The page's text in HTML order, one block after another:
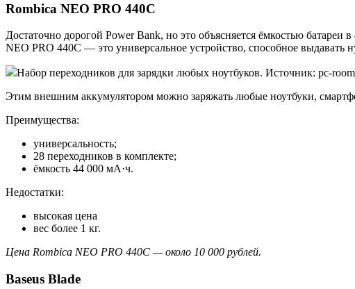
Rombica NEO PRO 440C
Достаточно дорогой Power Bank, но это объясняется ёмкостью
NEO PRO 440C — это универсальное устройство, способное выдавать
Набор переходников для зарядки любых ноутбуков. Источник: pc-
Этим внешним аккумулятором можно заряжать любые ноутбуки,
Преимущества:
универсальность;
28 переходников в комплекте;
ёмкость 44 000 мА·ч.
Недостатки:
высокая цена
вес более 1 кг.
Цена Rombica NEO PRO 440C — около 10 000 рублей.
Baseus Blade